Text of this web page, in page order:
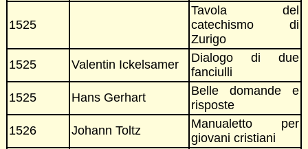
1525
Tavola del
catechismo di
Zurigo
1525
Valentin Ickelsamer
Dialogo di due
fanciulli
1525
Hans Gerhart
Belle domande e
risposte
1526
Johann Toltz
Manualetto per
giovani cristiani